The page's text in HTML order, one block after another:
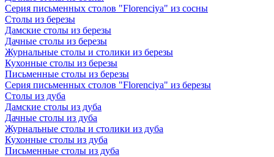
Серия письменных столов "Florenciya" из сосны
Столы из березы
Дамские столы из березы
Дачные столы из березы
Журнальные столы и столики из березы
Кухонные столы из березы
Письменные столы из березы
Серия письменных столов "Florenciya" из березы
Столы из дуба
Дамские столы из дуба
Дачные столы из дуба
Журнальные столы и столики из дуба
Кухонные столы из дуба
Письменные столы из дуба